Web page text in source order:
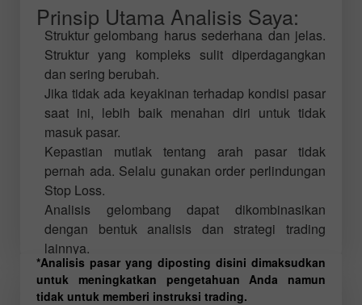
Prinsip Utama Analisis Saya:
Struktur gelombang harus sederhana dan jelas.
Struktur yang kompleks sulit diperdagangkan
dan sering berubah.
Jika tidak ada keyakinan terhadap kondisi pasar
saat ini, lebih baik menahan diri untuk tidak
masuk pasar.
Kepastian mutlak tentang arah pasar tidak
pernah ada. Selalu gunakan order perlindungan
Stop Loss.
Analisis gelombang dapat dikombinasikan
dengan bentuk analisis dan strategi trading
lainnya.
*Analisis pasar yang diposting disini dimaksudkan
untuk meningkatkan pengetahuan Anda namun
tidak untuk memberi instruksi trading.